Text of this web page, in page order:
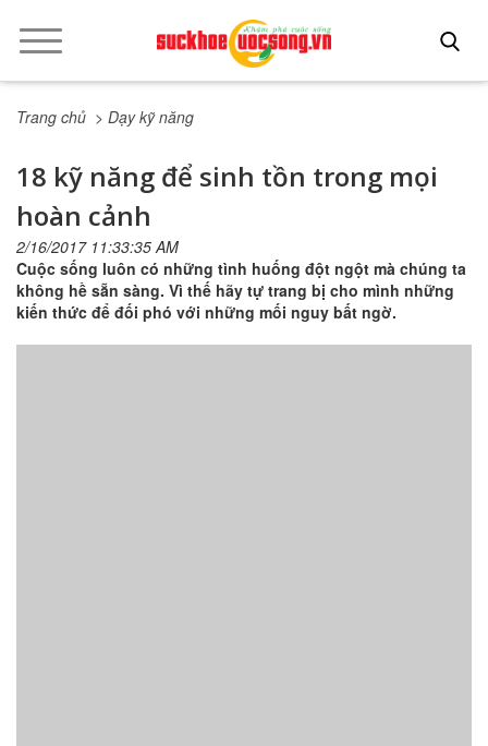
Trang chủ > Dạy kỹ năng
18 kỹ năng để sinh tồn trong mọi
hoàn cảnh
2/16/2017 11:33:35 AM
Cuộc sống luôn có những tình huống đột ngột mà chúng ta
không hề sẵn sàng. Vì thế hãy tự trang bị cho mình những
kiến thức để đối phó với những mối nguy bất ngờ.